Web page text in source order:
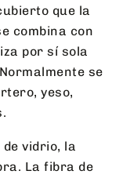
que la
combina con
por sí sola
se
yeso,
vidrio, la
La fibra de